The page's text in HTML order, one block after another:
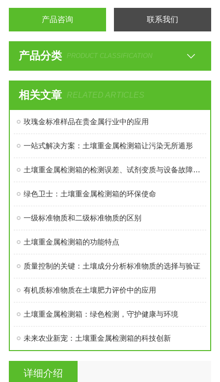
产品咨询 联系我们
产品分类 PRODUCT CLASSIFICATION
相关文章 RELATED ARTICLES
玫瑰金标准样品在贵金属行业中的应用
一站式解决方案：土壤重金属检测箱让污染无所遁形
土壤重金属检测箱的检测误差、试剂变质与设备故障解决方案
绿色卫士：土壤重金属检测箱的环保使命
一级标准物质和二级标准物质的区别
土壤重金属检测箱的功能特点
质量控制的关键：土壤成分分析标准物质的选择与验证
有机质标准物质在土壤肥力评价中的应用
土壤重金属检测箱：绿色检测，守护健康与环境
未来农业新宠：土壤重金属检测箱的科技创新
详细介绍